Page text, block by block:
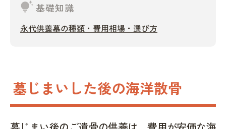
tips_and_updates基礎知識
永代供養墓の種類・費用相場・選び方
墓じまいした後の海洋散骨